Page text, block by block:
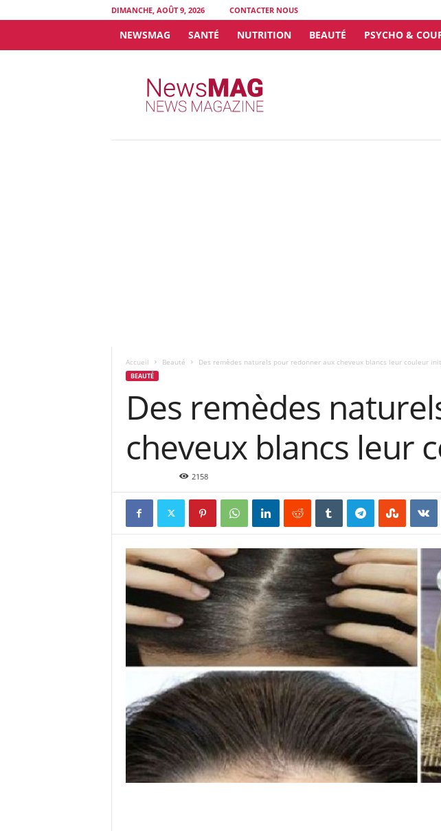
DIMANCHE, AOÛT 9, 2026 CONTACTER NOUS
NEWSMAG SANTÉ NUTRITION BEAUTÉ PSYCHO &
Accueil Beauté Des remèdes naturels pour redonner aux cheveux blancs leur couleur
BEAUTÉ
Des remèdes
cheveux blancs leur
2158